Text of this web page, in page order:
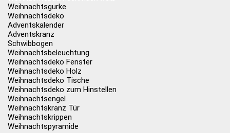
Weihnachtsgurke
Weihnachtsdeko
Adventskalender
Adventskranz
Schwibbogen
Weihnachtsbeleuchtung
Weihnachtsdeko Fenster
Weihnachtsdeko Holz
Weihnachtsdeko Tische
Weihnachtsdeko zum Hinstellen
Weihnachtsengel
Weihnachtskranz Tür
Weihnachtskrippen
Weihnachtspyramide